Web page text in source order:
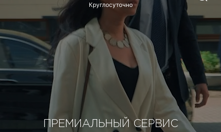
Круглосуточно
ПРЕМИАЛЬНЫЙ СЕРВИС